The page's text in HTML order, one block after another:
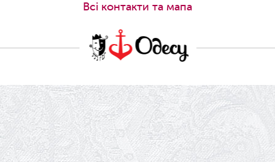
18.05.2026
Шукаємо інженерів і техніків
17.05.2026
Ювілей Валентини Бородіної
Всi контакти та мапа